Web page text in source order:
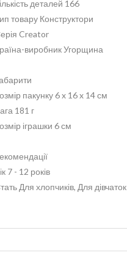
деталей 166
товару Конструктори
Creator
виробник Угорщина
пакунку 6 x 16 x 14 см
181 г
іграшки 6 см
7 - 12 років
Для хлопчиків, Для дівчаток